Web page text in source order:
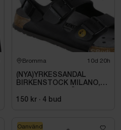
Bromma 10d 20h
(NYA)YRKESSANDAL
BIRKENSTOCK MILANO,
SVART. STL 42
150 kr · 4 bud
Oanvänd